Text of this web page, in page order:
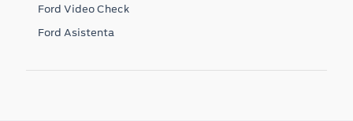
Ford Video Check
Ford Asistenta